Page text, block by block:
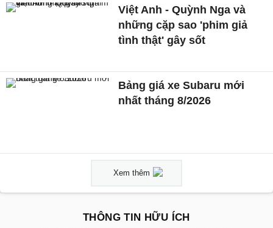
Việt Anh - Quỳnh Nga và
những cặp sao 'phim giả
tình thật' gây sốt
Bảng giá xe Subaru mới
nhất tháng 8/2026
Xem thêm
THÔNG TIN HỮU ÍCH